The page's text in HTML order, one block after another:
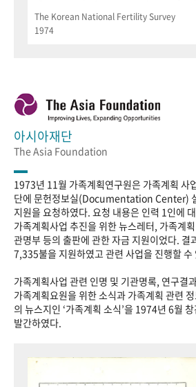
The Korean National Fertility Survey
1974
아시아재단
The Asia Foundation
1973년 11월 가족계획연구원은 가족계획 사
단에 문헌정보실(Documentation Center)
지원을 요청하였다. 요청 내용은 인력 1인에
가족계획사업 추진을 위한 뉴스레터, 가족계
관명부 등의 출판에 관한 자금 지원이었다. 결
7,335불을 지원하였고 관련 사업을 진행할 수
가족계획사업 관련 인명 및 기관명록, 연구결
가족계획요원을 위한 소식과 가족계획 관련
의 뉴스지인 ‘가족계획 소식’을 1974년 6월
발간하였다.